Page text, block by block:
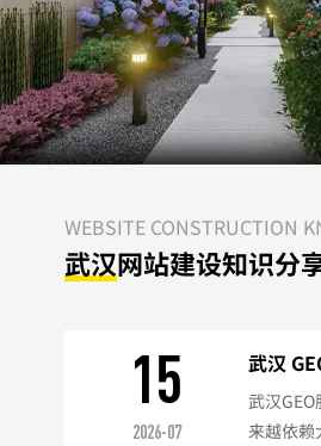
园林景观设计类网站
WEBSITE CONSTRUCTION
武汉网站建设知识分
15
2026-07
武汉
武汉
来越依赖